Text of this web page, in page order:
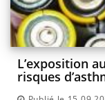
L’exposition
risques